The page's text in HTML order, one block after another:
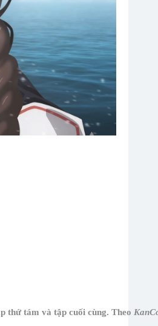
thứ tám và tập cuối cùng. Theo